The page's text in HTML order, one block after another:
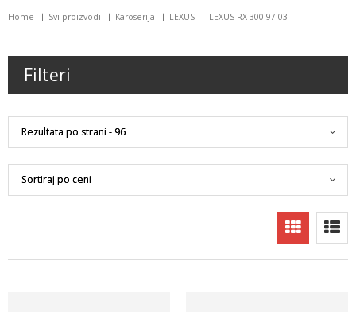
Home Svi proizvodi Karoserija LEXUS LEXUS RX 300 97-03
Filteri